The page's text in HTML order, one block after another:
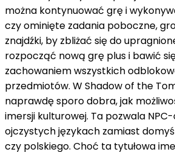
można kontynuować grę i
czy ominięte zadania poboczne,
znajdźki, by zbliżać się do
rozpocząć nową grę plus i bawić
zachowaniem wszystkich
przedmiotów. W Shadow of the
naprawdę sporo dobra, jak
imersji kulturowej. Ta pozwala
ojczystych językach zamiast
czy polskiego. Choć ta tytułowa